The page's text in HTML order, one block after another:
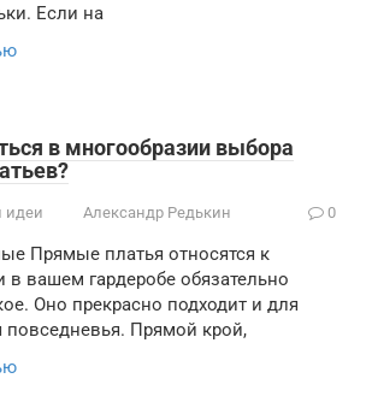
Если на
в многообразии выбора
идеи Александр Редькин 0
Прямые платья относятся к
в вашем гардеробе обязательно
Оно прекрасно подходит и для
повседневья. Прямой крой,